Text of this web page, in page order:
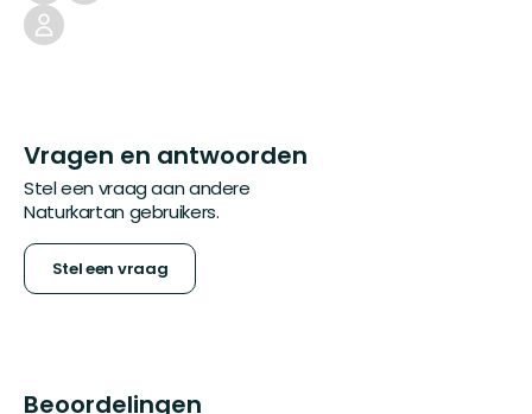
Vragen en antwoorden
Stel een vraag aan andere
Naturkartan gebruikers.
Stel een vraag
Beoordelingen